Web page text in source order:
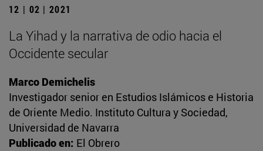
12 | 02 | 2021
La Yihad y la narrativa de odio hacia el
Occidente secular
Marco Demichelis
Investigador senior en Estudios Islámicos e Historia
de Oriente Medio. Instituto Cultura y Sociedad,
Universidad de Navarra
Publicado en: El Obrero